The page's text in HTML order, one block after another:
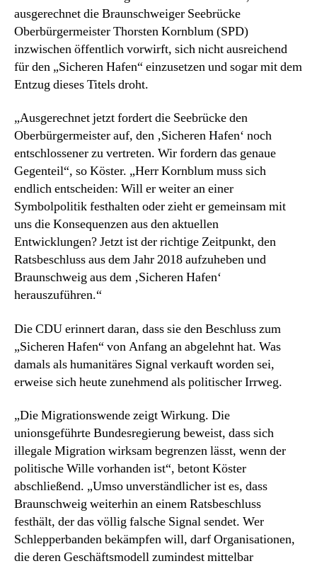
ausgerechnet die Braunschweiger Seebrücke
Oberbürgermeister Thorsten Kornblum (SPD)
inzwischen öffentlich vorwirft, sich nicht ausreichend
für den „Sicheren Hafen“ einzusetzen und sogar mit dem
Entzug dieses Titels droht.
„Ausgerechnet jetzt fordert die Seebrücke den
Oberbürgermeister auf, den ‚Sicheren Hafen‘ noch
entschlossener zu vertreten. Wir fordern das genaue
Gegenteil“, so Köster. „Herr Kornblum muss sich
endlich entscheiden: Will er weiter an einer
Symbolpolitik festhalten oder zieht er gemeinsam mit
uns die Konsequenzen aus den aktuellen
Entwicklungen? Jetzt ist der richtige Zeitpunkt, den
Ratsbeschluss aus dem Jahr 2018 aufzuheben und
Braunschweig aus dem ‚Sicheren Hafen‘
herauszuführen.“
Die CDU erinnert daran, dass sie den Beschluss zum
„Sicheren Hafen“ von Anfang an abgelehnt hat. Was
damals als humanitäres Signal verkauft worden sei,
erweise sich heute zunehmend als politischer Irrweg.
„Die Migrationswende zeigt Wirkung. Die
unionsgeführte Bundesregierung beweist, dass sich
illegale Migration wirksam begrenzen lässt, wenn der
politische Wille vorhanden ist“, betont Köster
abschließend. „Umso unverständlicher ist es, dass
Braunschweig weiterhin an einem Ratsbeschluss
festhält, der das völlig falsche Signal sendet. Wer
Schlepperbanden bekämpfen will, darf Organisationen,
die deren Geschäftsmodell zumindest mittelbar